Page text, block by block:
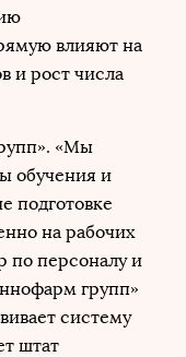
влияют на
и рост числа
«Мы
обучения и
подготовке
на рабочих
по персоналу и
групп»
систему
штат